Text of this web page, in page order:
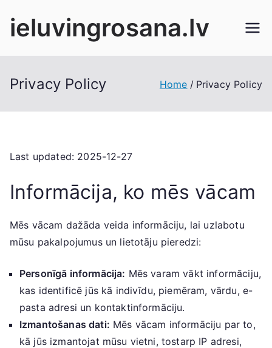
ieluvingrosana.lv
Privacy Policy Home Privacy Policy
Last updated: 2025-12-27
Informācija, ko mēs vācam
Mēs vācam dažāda veida informāciju, lai uzlabotu
mūsu pakalpojumus un lietotāju pieredzi:
Personīgā informācija: Mēs varam vākt informāciju,
kas identificē jūs kā indivīdu, piemēram, vārdu, e-
pasta adresi un kontaktinformāciju.
Izmantošanas dati: Mēs vācam informāciju par to,
kā jūs izmantojat mūsu vietni, tostarp IP adresi,